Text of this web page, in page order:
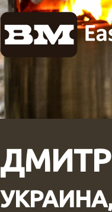
УКРАИНА,